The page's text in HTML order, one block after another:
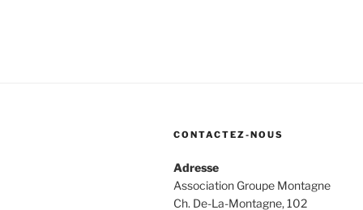
CONTACTEZ-NOUS
Adresse
Association Groupe Montagne
Ch. De-La-Montagne, 102